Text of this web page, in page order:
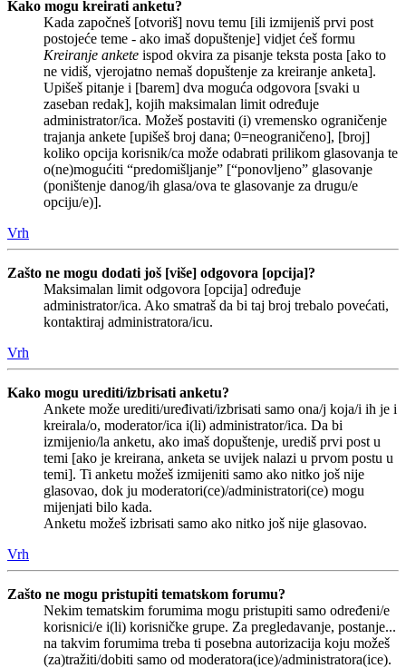
Kako mogu kreirati anketu?
Kada započneš [otvoriš] novu temu [ili izmijeniš prvi post
postojeće teme - ako imaš dopuštenje] vidjet ćeš formu
Kreiranje ankete ispod okvira za pisanje teksta posta [ako to
ne vidiš, vjerojatno nemaš dopuštenje za kreiranje anketa].
Upišeš pitanje i [barem] dva moguća odgovora [svaki u
zaseban redak], kojih maksimalan limit određuje
administrator/ica. Možeš postaviti (i) vremensko ograničenje
trajanja ankete [upišeš broj dana; 0=neograničeno], [broj]
koliko opcija korisnik/ca može odabrati prilikom glasovanja te
o(ne)mogućiti “predomišljanje” [“ponovljeno” glasovanje
(poništenje danog/ih glasa/ova te glasovanje za drugu/e
opciju/e)].
Vrh
Zašto ne mogu dodati još [više] odgovora [opcija]?
Maksimalan limit odgovora [opcija] određuje
administrator/ica. Ako smatraš da bi taj broj trebalo povećati,
kontaktiraj administratora/icu.
Vrh
Kako mogu urediti/izbrisati anketu?
Ankete može urediti/uređivati/izbrisati samo ona/j koja/i ih je i
kreirala/o, moderator/ica i(li) administrator/ica. Da bi
izmijenio/la anketu, ako imaš dopuštenje, urediš prvi post u
temi [ako je kreirana, anketa se uvijek nalazi u prvom postu u
temi]. Ti anketu možeš izmijeniti samo ako nitko još nije
glasovao, dok ju moderatori(ce)/administratori(ce) mogu
mijenjati bilo kada.
Anketu možeš izbrisati samo ako nitko još nije glasovao.
Vrh
Zašto ne mogu pristupiti tematskom forumu?
Nekim tematskim forumima mogu pristupiti samo određeni/e
korisnici/e i(li) korisničke grupe. Za pregledavanje, postanje...
na takvim forumima treba ti posebna autorizacija koju možeš
(za)tražiti/dobiti samo od moderatora(ice)/administratora(ice).